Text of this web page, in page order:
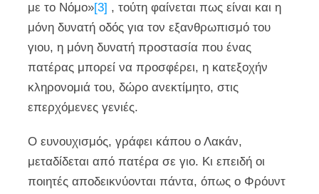
με το Νόμο»[3] , τούτη φαίνεται πως είναι και η
μόνη δυνατή οδός για τον εξανθρωπισμό του
γιου, η μόνη δυνατή προστασία που ένας
πατέρας μπορεί να προσφέρει, η κατεξοχήν
κληρονομιά του, δώρο ανεκτίμητο, στις
επερχόμενες γενιές.
Ο ευνουχισμός, γράφει κάπου ο Λακάν,
μεταδίδεται από πατέρα σε γιο. Κι επειδή οι
ποιητές αποδεικνύονται πάντα, όπως ο Φρόυντ